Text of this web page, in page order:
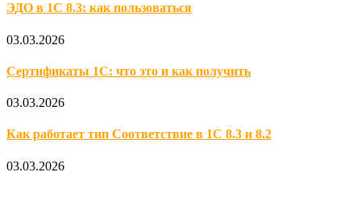
ЭДО в 1С 8.3: как пользоваться
03.03.2026
Сертификаты 1С: что это и как получить
03.03.2026
Как работает тип Соответствие в 1С 8.3 и 8.2
03.03.2026